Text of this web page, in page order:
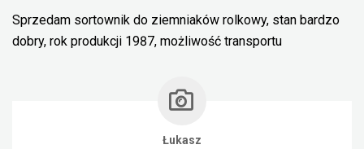
Sprzedam sortownik do ziemniaków rolkowy, stan bardzo
dobry, rok produkcji 1987, możliwość transportu
Łukasz